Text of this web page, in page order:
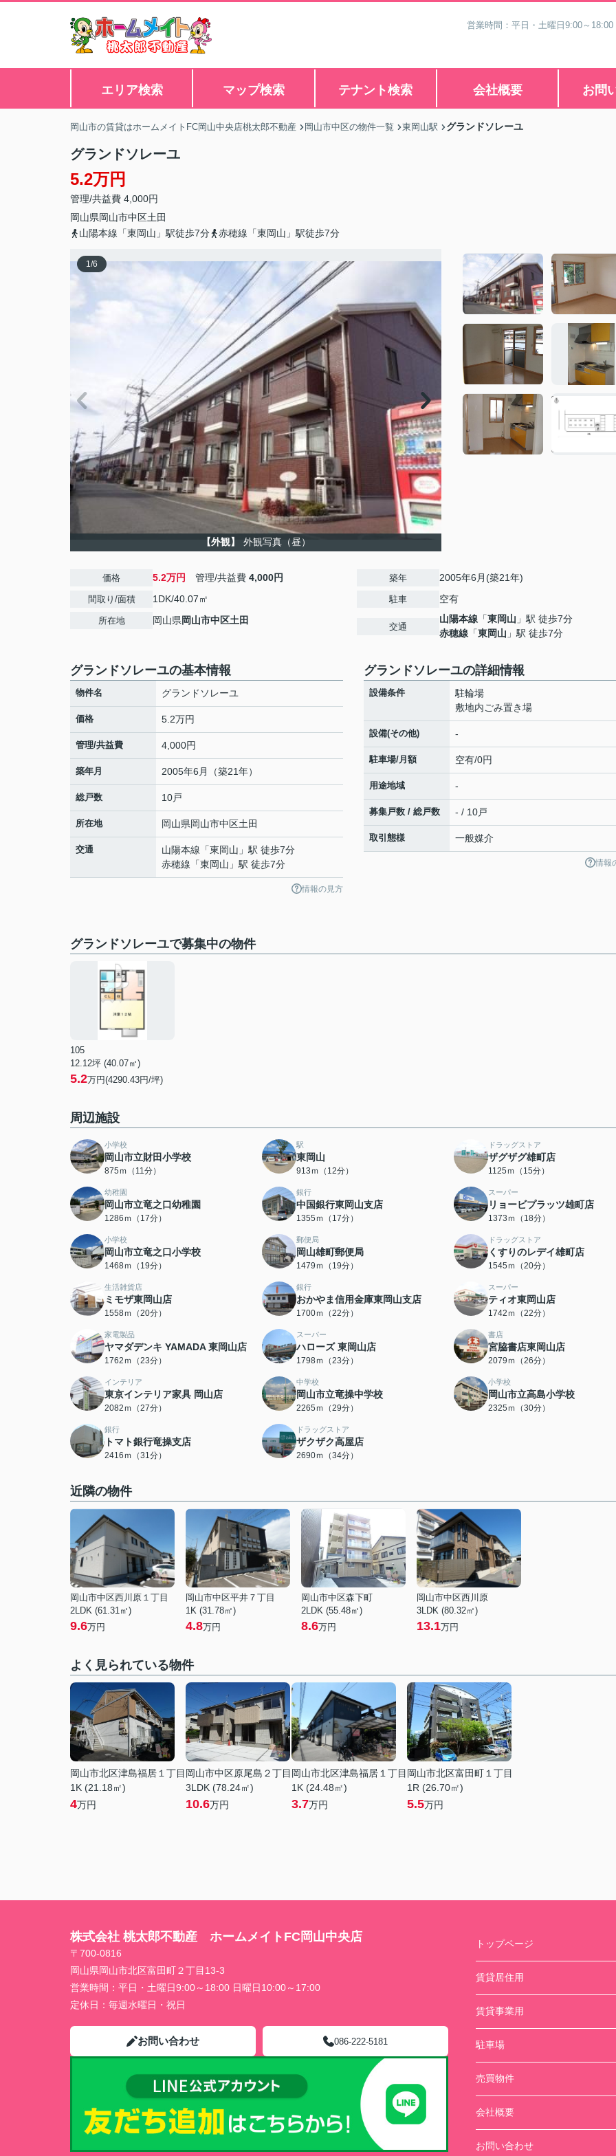
営業時間：平日・土曜日9:00～
エリア検索 マップ検索 テナント検索 会社概要 お問
岡山市の賃貸はホームメイトFC岡山中央店桃太郎不動産 岡山市中区の物件一覧 東岡山駅 グランドソレーユ
グランドソレーユ
5.2万円
管理/共益費 4,000円
岡山県岡山市中区土田
山陽本線「東岡山」駅徒歩7分
赤穂線「東岡山」駅徒歩7分
1/6
【外観】 外観写真（昼）
価格 5.2万円 管理/共益費 4,000円
間取り/面積 1DK/40.07㎡
所在地 岡山県岡山市中区土田
築年 2005年6月(築21年)
駐車 空有
交通
山陽本線 「東岡山 」駅 徒歩7分
赤穂線 「東岡山 」駅 徒歩7分
グランドソレーユの基本情報
物件名 グランドソレーユ
価格 5.2万円
管理/共益費 4,000円
築年月 2005年6月（築21年）
総戸数 10戸
所在地 岡山県岡山市中区土田
交通 山陽本線 「東岡山 」駅 徒歩7分
赤穂線 「東岡山 」駅 徒歩7分
情報の見方
グランドソレーユの詳細情報
設備条件
駐輪場
敷地内ごみ置き場
設備(その他) -
駐車場/月額 空有/0円
用途地域 -
募集戸数 / 総戸数 - / 10戸
取引態様 一般媒介
情報
グランドソレーユで募集中の物件
105
12.12坪 (40.07㎡)
5.2万円(4290.43円/坪)
周辺施設
小学校
岡山市立財田小学校
875ｍ（11分）
駅
東岡山
913ｍ（12分）
ドラッグストア
ザグザグ雄町店
1125ｍ（15分）
幼稚園
岡山市立竜之口幼稚園
1286ｍ（17分）
銀行
中国銀行東岡山支店
1355ｍ（17分）
スーパー
リョービプラッツ雄町店
1373ｍ（18分）
小学校
岡山市立竜之口小学校
1468ｍ（19分）
郵便局
岡山雄町郵便局
1479ｍ（19分）
ドラッグストア
くすりのレデイ雄町店
1545ｍ（20分）
生活雑貨店
ミモザ東岡山店
1558ｍ（20分）
銀行
おかやま信用金庫東岡山支店
1700ｍ（22分）
スーパー
ティオ東岡山店
1742ｍ（22分）
家電製品
ヤマダデンキ YAMADA 東岡山店
1762ｍ（23分）
スーパー
ハローズ 東岡山店
1798ｍ（23分）
書店
宮脇書店東岡山店
2079ｍ（26分）
インテリア
東京インテリア家具 岡山店
2082ｍ（27分）
中学校
岡山市立竜操中学校
2265ｍ（29分）
小学校
岡山市立高島小学校
2325ｍ（30分）
銀行
トマト銀行竜操支店
2416ｍ（31分）
ドラッグストア
ザクザク高屋店
2690ｍ（34分）
近隣の物件
岡山市中区西川原１丁目
2LDK (61.31㎡)
9.6万円
岡山市中区平井７丁目
1K (31.78㎡)
4.8万円
岡山市中区森下町
2LDK (55.48㎡)
8.6万円
岡山市中区西川原
3LDK (80.32㎡)
13.1万円
よく見られている物件
岡山市北区津島福居１丁目
1K (21.18㎡)
4万円
岡山市中区原尾島２丁目
3LDK (78.24㎡)
10.6万円
岡山市北区津島福居１丁目
1K (24.48㎡)
3.7万円
岡山市北区富田町１丁目
1R (26.70㎡)
5.5万円
株式会社 桃太郎不動産 ホームメイトFC岡山中央店
〒700-0816
岡山県岡山市北区富田町２丁目13-3
営業時間： 平日・土曜日9:00～18:00 日曜日10:00～17:00
定休日： 毎週水曜日・祝日
お問い合わせ 086-222-5181
トップページ
賃貸居住用
賃貸事業用
駐車場
売買物件
会社概要
お問い合わせ